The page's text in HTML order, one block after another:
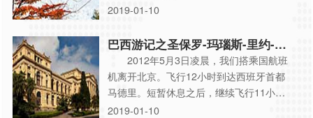
往布宜诺斯艾利斯。 5月9日一早，又
部小镇加拉法特。 加拉法特毗邻阿根
廷湖，是去莫雷诺冰川观光的必经之
地。 小镇的建筑很有特色。 阿根
廷现任总统在加拉法特也建有别墅，据说
是作为投资。 阿根廷湖风光优
2019-01-10
巴西游记之圣保罗-玛瑙斯-里约-依
瓜苏
2012年5月3日凌晨，我们搭乘国航班
机离开北京。飞行12小时到达西班牙首都
马德里。短暂休息之后，继续飞行11小
时，于当地时间下午3点到达南美洲最大的
2019-01-10